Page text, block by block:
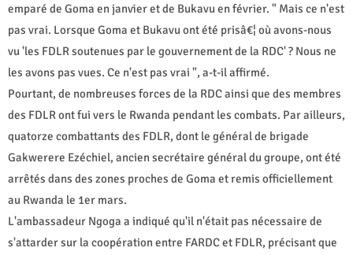
emparé de Goma en janvier et de Bukavu en février. " Mais ce n'est
pas vrai. Lorsque Goma et Bukavu ont été prisâ€¦ où avons-nous
vu 'les FDLR soutenues par le gouvernement de la RDC' ? Nous ne
les avons pas vues. Ce n'est pas vrai ", a-t-il affirmé.
Pourtant, de nombreuses forces de la RDC ainsi que des membres
des FDLR ont fui vers le Rwanda pendant les combats. Par ailleurs,
quatorze combattants des FDLR, dont le général de brigade
Gakwerere Ezéchiel, ancien secrétaire général du groupe, ont été
arrêtés dans des zones proches de Goma et remis officiellement
au Rwanda le 1er mars.
L'ambassadeur Ngoga a indiqué qu'il n'était pas nécessaire de
s'attarder sur la coopération entre FARDC et FDLR, précisant que